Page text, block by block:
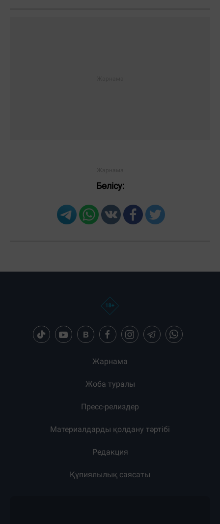
Бөлісу:
Жарнама
Жоба туралы
Пресс-релиздер
Материалдарды қолдану тәртібі
Редакция
Құпиялылық саясаты